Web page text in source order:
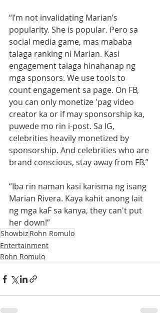
“I’m not invalidating Marian’s
popularity. She is popular. Pero sa
social media game, mas mababa
talaga ranking ni Marian. Kasi
engagement talaga hinahanap ng
mga sponsors. We use tools to
count engagement sa page. On FB,
you can only monetize 'pag video
creator ka or if may sponsorship ka,
puwede mo rin i-post. Sa IG,
celebrities heavily monetized by
sponsorship. And celebrities who are
brand conscious, stay away from FB.”
“Iba rin naman kasi karisma ng isang
Marian Rivera. Kaya kahit anong lait
ng mga kaF sa kanya, they can't put
her down!”
Showbiz Rohn Romulo
Entertainment
Rohn Romulo